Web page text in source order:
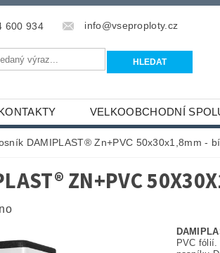
600 934 info@vseproploty.cz
VELKOOBCHODNÍ
DAMIPLAST® Zn+PVC 50x30x1,8mm -
ZN+PVC
PVC